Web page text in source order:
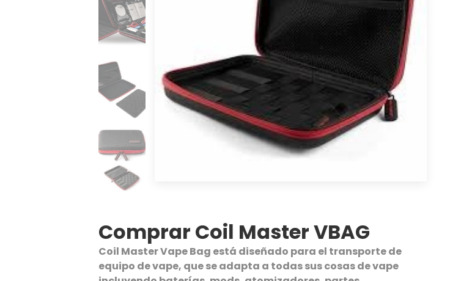
Comprar Coil Master VBAG
Coil Master Vape Bag está diseñado para el transporte de
equipo de vape, que se adapta a todas sus cosas de vape